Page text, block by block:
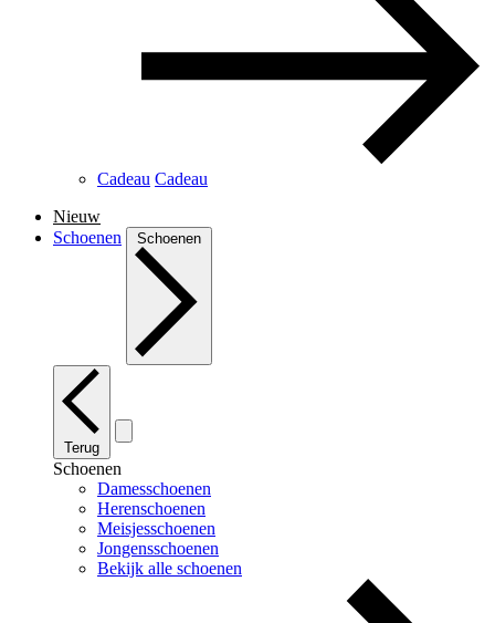
Cadeau Cadeau
Nieuw
Schoenen
Schoenen
Terug
Schoenen
Damesschoenen
Herenschoenen
Meisjesschoenen
Jongensschoenen
Bekijk alle schoenen